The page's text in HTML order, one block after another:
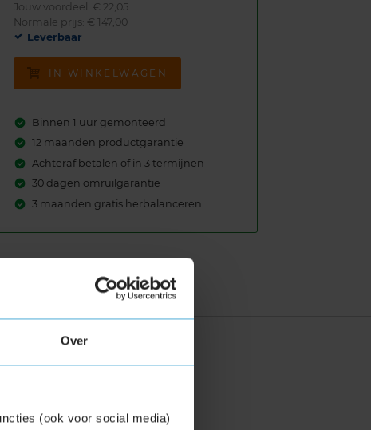
Over
(ook voor social media)
Jouw voordeel: € 22,05
Normale prijs: € 147,00
Leverbaar
IN WINKELWAGEN
Binnen 1 uur gemonteerd
12 maanden productgarantie
Achteraf betalen of in 3 termijnen
30 dagen omruilgarantie
3 maanden gratis herbalanceren